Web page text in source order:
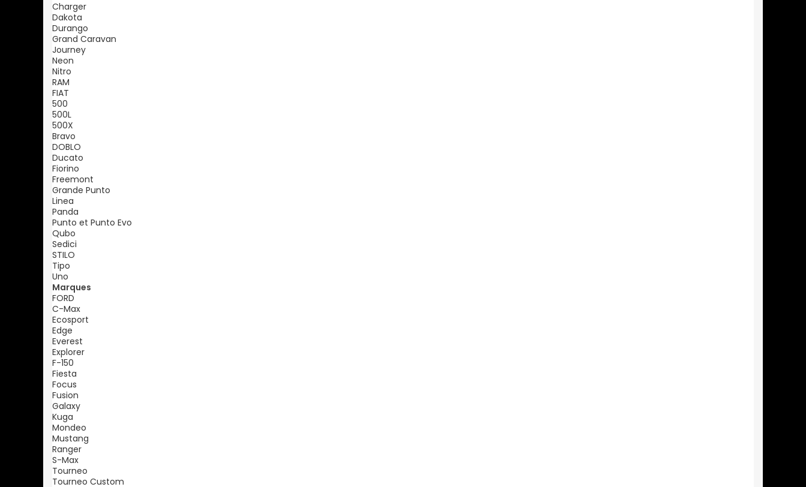
Charger
Dakota
Durango
Grand Caravan
Journey
Neon
Nitro
RAM
FIAT
500
500L
500X
Bravo
DOBLO
Ducato
Fiorino
Freemont
Grande Punto
Linea
Panda
Punto et Punto Evo
Qubo
Sedici
STILO
Tipo
Uno
Marques
FORD
C-Max
Ecosport
Edge
Everest
Explorer
F-150
Fiesta
Focus
Fusion
Galaxy
Kuga
Mondeo
Mustang
Ranger
S-Max
Tourneo
Tourneo Custom